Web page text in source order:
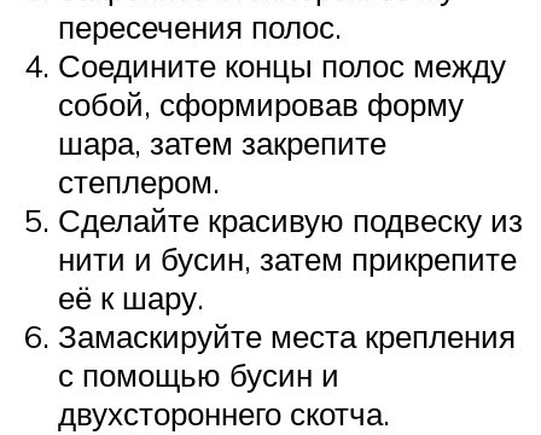
пересечения полос.
Соедините концы полос между
собой, сформировав форму
шара, затем закрепите
степлером.
Сделайте красивую подвеску из
нити и бусин, затем прикрепите
её к шару.
Замаскируйте места крепления
с помощью бусин и
двухстороннего скотча.